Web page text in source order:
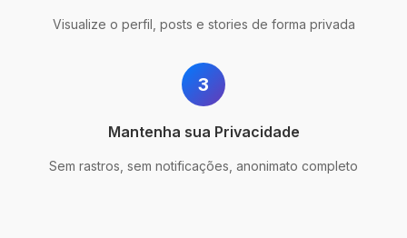
Visualize o perfil, posts e stories de forma privada
3
Mantenha sua Privacidade
Sem rastros, sem notificações, anonimato completo